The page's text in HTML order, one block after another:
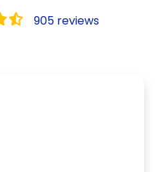
905 reviews